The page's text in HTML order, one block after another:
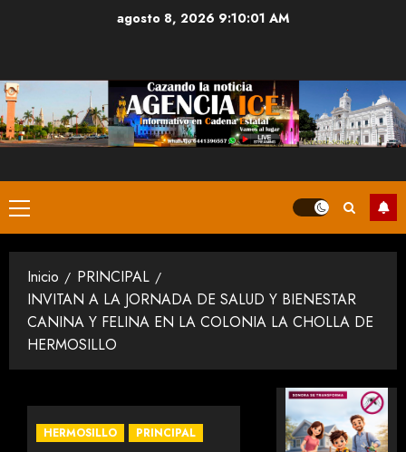
agosto 8, 2026 9:10:01 AM
Menú
principal
Inicio
PRINCIPAL
INVITAN A LA JORNADA DE SALUD Y BIENESTAR
CANINA Y FELINA EN LA COLONIA LA CHOLLA DE
HERMOSILLO
HERMOSILLO PRINCIPAL